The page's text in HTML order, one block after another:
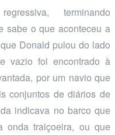
terminando
sabe o que aconteceu a
Donald pulou do lado
vazio foi encontrado à
por um navio que
conjuntos de diários de
indicava no barco que
onda traiçoeira, ou que